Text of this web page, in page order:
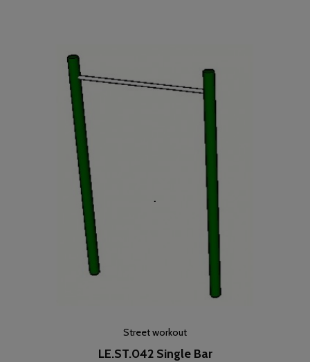
Street workout
LE.ST.042 Single Bar